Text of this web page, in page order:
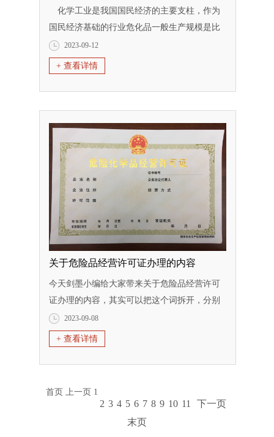
化学工业是我国国民经济的主要支柱，作为
国民经济基础的行业危化品一般生产规模是比
较大的。危化品现在为国家严格管制，要经营
必须先取得相关许可证才可以成立公司。今天
稍微整理一下资料和大家讲解一下注册危化品
公司需要的资料以及办理的时候有什么要
求。 公司由一批高学历、高素质及经验足
且在注册公司领域内有一定造诣的专业人士组
建而...
2023-09-12
+ 查看详情
关于危险品经营许可证办理的内容
今天剑墨小编给大家带来关于危险品经营许可
证办理的内容，其实可以把这个词拆开，分别
分析，那就是危险品和办理内容。办理内容，
大致就是费用问题，流程问题以及所需要的材
料问题。接下来就和小编一起慢慢的了解。
一、什么是危险化学品？什么是危险品？
学品，指具有毒害、腐蚀、爆炸、燃烧、助...
2023-09-08
+ 查看详情
首页 上一页 1
2 3 4 5 6 7 8 9 10 11
下一页
末页